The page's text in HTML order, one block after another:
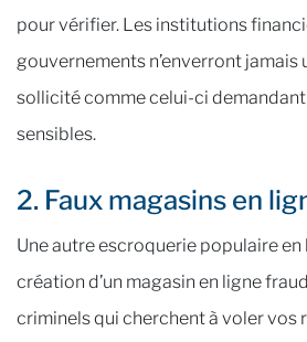
pour vérifier. Les institutions
gouvernements n’enverront jamais
sollicité comme celui-ci
sensibles.
2. Faux magasins en
Une autre escroquerie populaire
création d’un magasin en ligne
criminels qui cherchent à voler vos